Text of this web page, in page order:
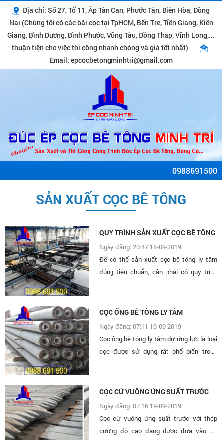
Địa chỉ: Số 27, Tổ 11, Ấp Tân Can, Phước Tân, Biên Hòa, Đồng
Nai (Chúng tôi có các bãi cọc tại TpHCM, Bến Tre, Tiền Giang, Kiên
Giang, Bình Dương, Bình Phước, Vũng Tàu, Đồng Tháp, Vĩnh Long,...
thuận tiện cho việc thi công nhanh chóng và giá tốt nhất)
Email: epcocbetongminhtri@gmail.com
0988691500
SẢN XUẤT CỌC BÊ TÔNG
QUY TRÌNH SẢN XUẤT CỌC BÊ TÔNG
Ngày đăng: 20:47 18-09-2019
Để có thể sản xuất cọc bê tông ly tâm
đúng tiêu chuẩn, cần phải có quy trình
sản xuất cọc bê tông...
CỌC ỐNG BÊ TÔNG LY TÂM
Ngày đăng: 07:11 19-09-2019
Cọc ống bê tông ly tâm dự ứng lực là loại
cọc được sử dụng rất phổ biến trong
CỌC CỪ VUÔNG ỨNG SUẤT TRƯỚC
Ngày đăng: 07:16 19-09-2019
Cọc cừ vuông ứng suất trước với thép
cường độ cao đang được đưa vào sử